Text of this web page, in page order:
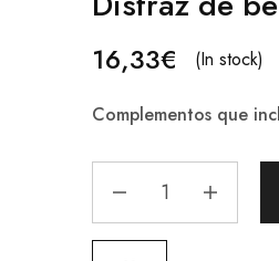
16,33€ (In stock)
Complementos que